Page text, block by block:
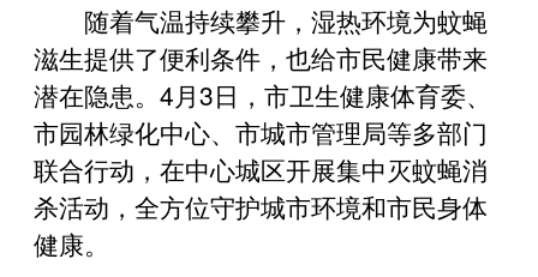
随着气温持续攀升，湿热环境为蚊蝇
滋生提供了便利条件，也给市民健康带来
潜在隐患。4月3日，市卫生健康体育委、
市园林绿化中心、市城市管理局等多部门
联合行动，在中心城区开展集中灭蚊蝇消
杀活动，全方位守护城市环境和市民身体
健康。